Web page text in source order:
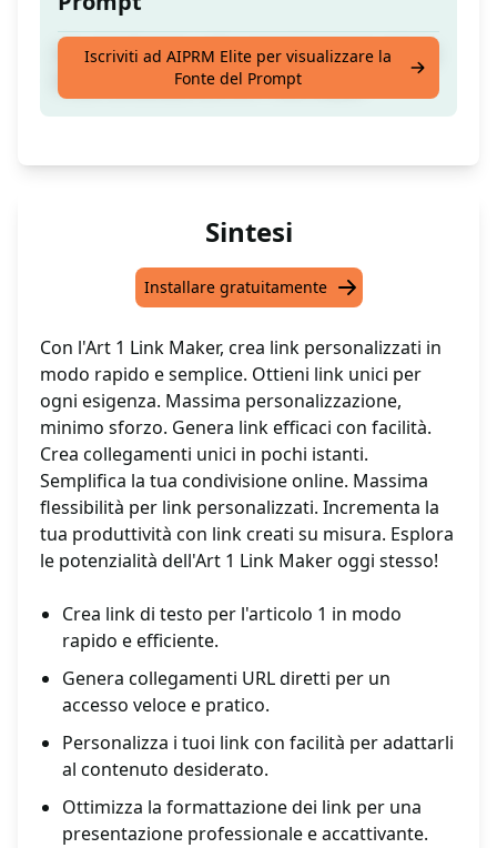
Crea facilmente collegamenti ipertestuali per
il tuo contenuto con Art 1 link maker
Iscriviti ad AIPRM Elite per visualizzare la
Fonte del Prompt
Sintesi
Installare gratuitamente
Con l'Art 1 Link Maker, crea link personalizzati in
modo rapido e semplice. Ottieni link unici per
ogni esigenza. Massima personalizzazione,
minimo sforzo. Genera link efficaci con facilità.
Crea collegamenti unici in pochi istanti.
Semplifica la tua condivisione online. Massima
flessibilità per link personalizzati. Incrementa la
tua produttività con link creati su misura. Esplora
le potenzialità dell'Art 1 Link Maker oggi stesso!
Crea link di testo per l'articolo 1 in modo
rapido e efficiente.
Genera collegamenti URL diretti per un
accesso veloce e pratico.
Personalizza i tuoi link con facilità per adattarli
al contenuto desiderato.
Ottimizza la formattazione dei link per una
presentazione professionale e accattivante.